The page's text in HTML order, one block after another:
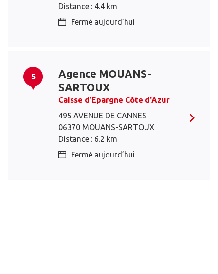
Distance : 4.4 km
Fermé aujourd’hui
5
Agence MOUANS-
SARTOUX
Caisse d’Epargne Côte d'Azur
495 AVENUE DE CANNES
06370 MOUANS-SARTOUX
Distance : 6.2 km
Fermé aujourd’hui